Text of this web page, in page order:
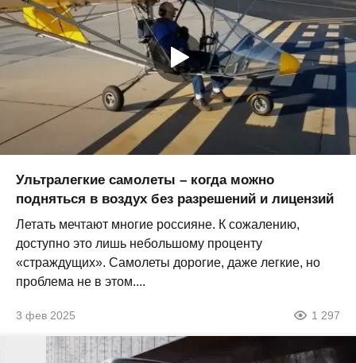
Ультралегкие самолеты – когда можно
подняться в воздух без разрешений и лицензий
Летать мечтают многие россияне. К сожалению,
доступно это лишь небольшому проценту
«страждущих». Самолеты дорогие, даже легкие, но
проблема не в этом....
3 фев 2025 1 297